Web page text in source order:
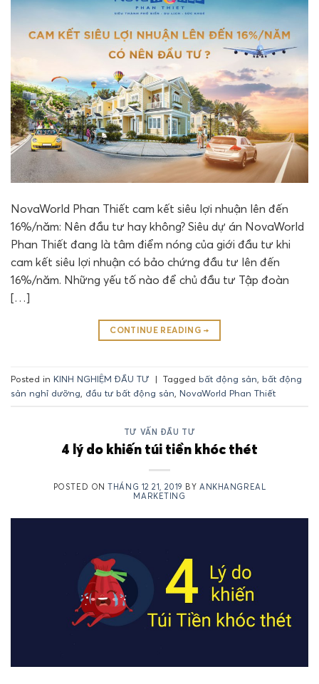
NovaWorld Phan Thiết cam kết siêu lợi nhuận lên đến
16%/năm: Nên đầu tư hay không? Siêu dự án NovaWorld
Phan Thiết đang là tâm điểm nóng của giới đầu tư khi
cam kết siêu lợi nhuận có bảo chứng đầu tư lên đến
16%/năm. Những yếu tố nào để chủ đầu tư Tập đoàn
[…]
CONTINUE READING →
Posted in KINH NGHIỆM ĐẦU TƯ | Tagged bất động sản, bất động
sản nghỉ dưỡng, đầu tư bất động sản, NovaWorld Phan Thiết
TƯ VẤN ĐẦU TƯ
4 lý do khiến túi tiền khóc thét
POSTED ONTHÁNG 12 21, 2019 BYANKHANGREAL
MARKETING